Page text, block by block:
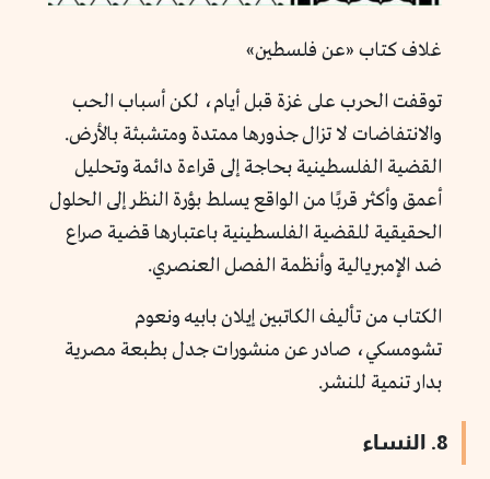
غلاف كتاب «عن فلسطين»
توقفت الحرب على غزة قبل أيام، لكن أسباب الحب
والانتفاضات لا تزال جذورها ممتدة ومتشبثة بالأرض.
القضية الفلسطينية بحاجة إلى قراءة دائمة وتحليل
أعمق وأكثر قربًا من الواقع يسلط بؤرة النظر إلى الحلول
الحقيقية للقضية الفلسطينية باعتبارها قضية صراع
ضد الإمبريالية وأنظمة الفصل العنصري.
الكتاب من تأليف الكاتبين إيلان بابيه ونعوم
تشومسكي، صادر عن منشورات جدل بطبعة مصرية
بدار تنمية للنشر.
8. النساء